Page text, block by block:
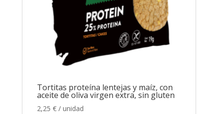
Tortitas proteína lentejas y maíz, con
aceite de oliva virgen extra, sin gluten
2,25 € / unidad